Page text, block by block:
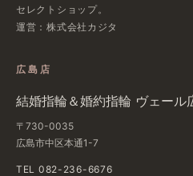
セレクトショップ。
運営：株式会社カジタ
広島店
結婚​指輪＆婚約指輪 ヴェール​
〒730-0035
広島市中区本通1-7
TEL 082-236-6676